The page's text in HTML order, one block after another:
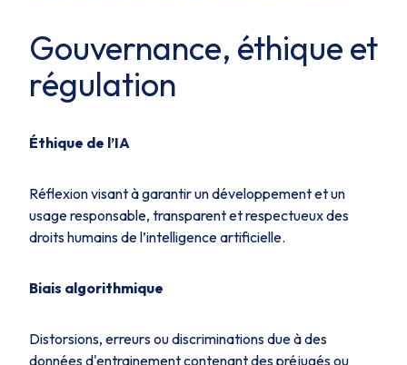
Gouvernance, éthique et
régulation
Éthique de l’IA
Réflexion visant à garantir un développement et un
usage responsable, transparent et respectueux des
droits humains de l’intelligence artificielle.
Biais algorithmique
Distorsions, erreurs ou discriminations due à des
données d'entrainement contenant des préjugés ou